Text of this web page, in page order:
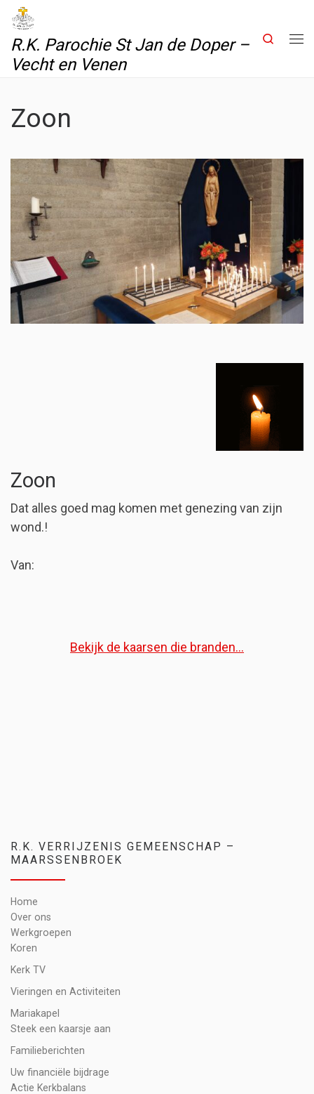
Skip to content
R.K. Parochie St Jan de Doper –
Vecht en Venen
Search
Zoon
Zoon
Dat alles goed mag komen met genezing van zijn
wond.!
Van:
Bekijk de kaarsen die branden...
R.K. VERRIJZENIS GEMEENSCHAP –
MAARSSENBROEK
Home
Over ons
Werkgroepen
Koren
Kerk TV
Vieringen en Activiteiten
Mariakapel
Steek een kaarsje aan
Familieberichten
Uw financiële bijdrage
Actie Kerkbalans